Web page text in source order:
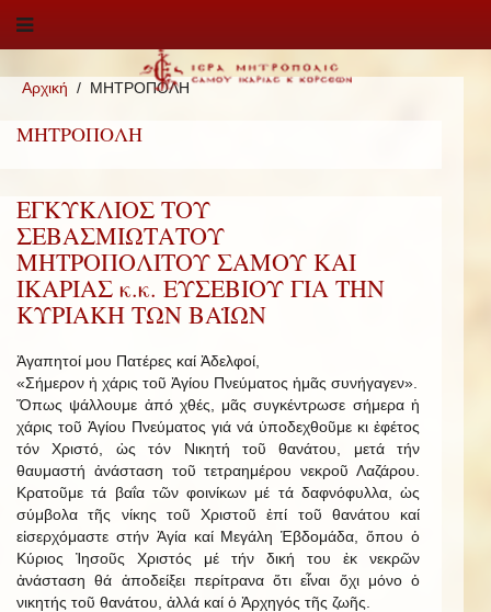
Αρχική ΜΗΤΡΟΠΟΛΗ
ΜΗΤΡΟΠΟΛΗ
ΕΓΚΥΚΛΙΟΣ ΤΟΥ
ΣΕΒΑΣΜΙΩΤΑΤΟΥ
ΜΗΤΡΟΠΟΛΙΤΟΥ ΣΑΜΟΥ ΚΑΙ
ΙΚΑΡΙΑΣ κ.κ. ΕΥΣΕΒΙΟΥ ΓΙΑ ΤΗΝ
ΚΥΡΙΑΚΗ ΤΩΝ ΒΑΪΩΝ
Ἀγαπητοί μου Πατέρες καί Ἀδελφοί,
«Σήμερον ἡ χάρις τοῦ Ἁγίου Πνεύματος ἡμᾶς συνήγαγεν».
Ὅπως ψάλλουμε ἀπό χθές, μᾶς συγκέντρωσε σήμερα ἡ
χάρις τοῦ Ἁγίου Πνεύματος γιά νά ὑποδεχθοῦμε κι ἐφέτος
τόν Χριστό, ὡς τόν Νικητή τοῦ θανάτου, μετά τήν
θαυμαστή ἀνάσταση τοῦ τετραημέρου νεκροῦ Λαζάρου.
Κρατοῦμε τά βαΐα τῶν φοινίκων μέ τά δαφνόφυλλα, ὡς
σύμβολα τῆς νίκης τοῦ Χριστοῦ ἐπί τοῦ θανάτου καί
εἰσερχόμαστε στήν Ἁγία καί Μεγάλη Ἑβδομάδα, ὅπου ὁ
Κύριος Ἰησοῦς Χριστός μέ τήν δική του ἐκ νεκρῶν
ἀνάσταση θά ἀποδείξει περίτρανα ὅτι εἶναι ὄχι μόνο ὁ
νικητής τοῦ θανάτου, ἀλλά καί ὁ Ἀρχηγός τῆς ζωῆς.